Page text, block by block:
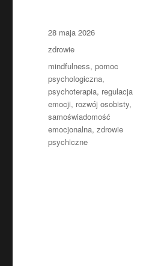
Data
publikacji
28 maja 2026
Kategorie
zdrowie
Tagi
mindfulness,pomoc
psychologiczna,
psychoterapia, regulacja
emocji, rozwój osobisty,
samoświadomość
emocjonalna,zdrowie
psychiczne